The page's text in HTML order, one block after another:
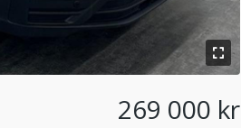
269 000 kr